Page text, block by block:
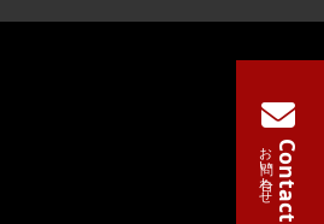
Contact
お問い合わせ